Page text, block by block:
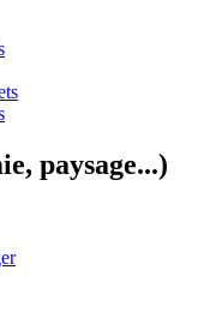
paysage...)